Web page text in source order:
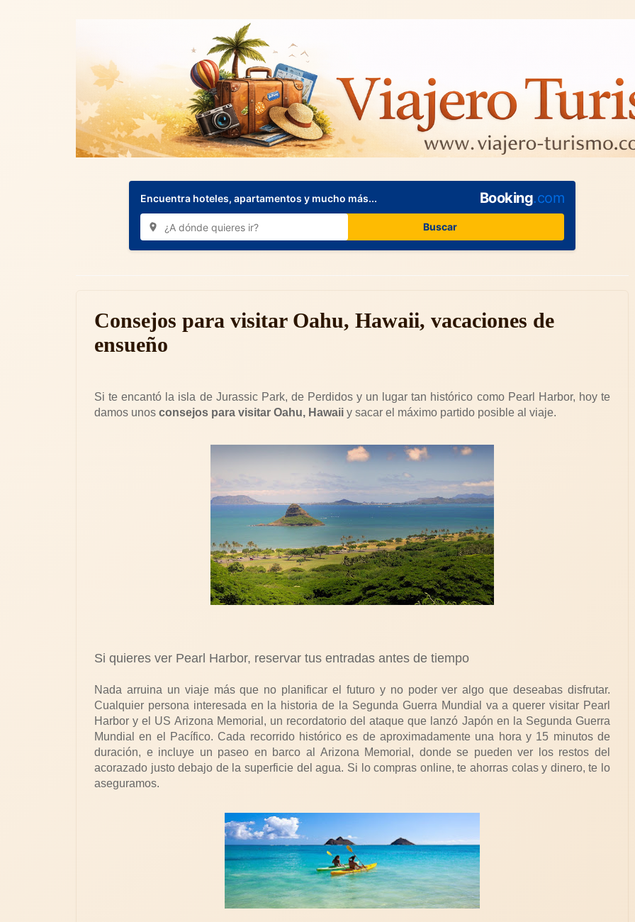
Encuentra hoteles, apartamentos y mucho más... Booking.com
Buscar
Consejos para visitar Oahu, Hawaii, vacaciones de
ensueño
Si te encantó la isla de Jurassic Park, de Perdidos y un lugar tan histórico como Pearl Harbor, hoy te
damos unos consejos para visitar Oahu, Hawaii y sacar el máximo partido posible al viaje.
Si quieres ver Pearl Harbor, reservar tus entradas antes de tiempo
Nada arruina un viaje más que no planificar el futuro y no poder ver algo que deseabas disfrutar.
Cualquier persona interesada en la historia de la Segunda Guerra Mundial va a querer visitar Pearl
Harbor y el US Arizona Memorial, un recordatorio del ataque que lanzó Japón en la Segunda Guerra
Mundial en el Pacífico. Cada recorrido histórico es de aproximadamente una hora y 15 minutos de
duración, e incluye un paseo en barco al Arizona Memorial, donde se pueden ver los restos del
acorazado justo debajo de la superficie del agua. Si lo compras online, te ahorras colas y dinero, te lo
aseguramos.